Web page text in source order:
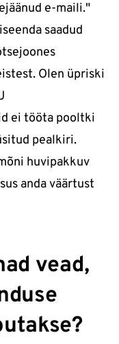
e-maili."
saadud
Olen üpriski
ei tööta pooltki
pealkiri.
huvipakkuv
anda väärtust
vead,